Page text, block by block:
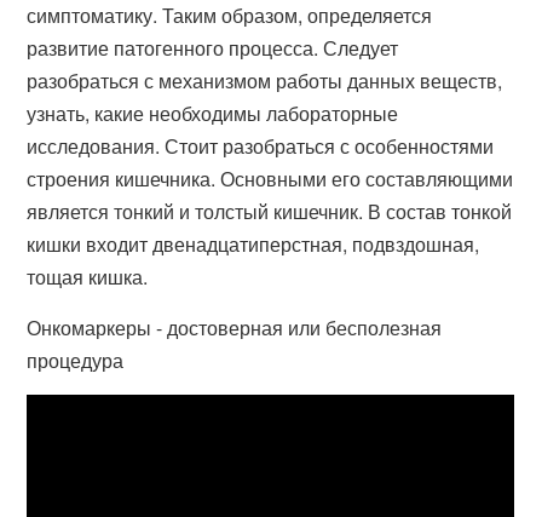
симптоматику. Таким образом, определяется
развитие патогенного процесса. Следует
разобраться с механизмом работы данных веществ,
узнать, какие необходимы лабораторные
исследования. Стоит разобраться с особенностями
строения кишечника. Основными его составляющими
является тонкий и толстый кишечник. В состав тонкой
кишки входит двенадцатиперстная, подвздошная,
тощая кишка.
Онкомаркеры - достоверная или бесполезная
процедура